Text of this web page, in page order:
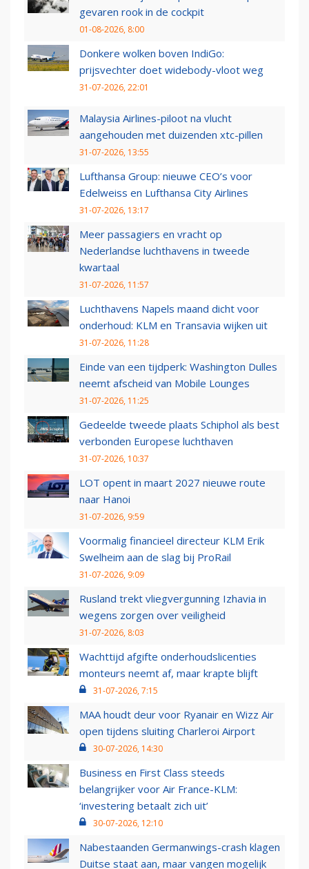
gevaren rook in de cockpit
01-08-2026, 8:00
Donkere wolken boven IndiGo:
prijsvechter doet widebody-vloot weg
31-07-2026, 22:01
Malaysia Airlines-piloot na vlucht
aangehouden met duizenden xtc-pillen
31-07-2026, 13:55
Lufthansa Group: nieuwe CEO’s voor
Edelweiss en Lufthansa City Airlines
31-07-2026, 13:17
Meer passagiers en vracht op
Nederlandse luchthavens in tweede
kwartaal
31-07-2026, 11:57
Luchthavens Napels maand dicht voor
onderhoud: KLM en Transavia wijken uit
31-07-2026, 11:28
Einde van een tijdperk: Washington Dulles
neemt afscheid van Mobile Lounges
31-07-2026, 11:25
Gedeelde tweede plaats Schiphol als best
verbonden Europese luchthaven
31-07-2026, 10:37
LOT opent in maart 2027 nieuwe route
naar Hanoi
31-07-2026, 9:59
Voormalig financieel directeur KLM Erik
Swelheim aan de slag bij ProRail
31-07-2026, 9:09
Rusland trekt vliegvergunning Izhavia in
wegens zorgen over veiligheid
31-07-2026, 8:03
Wachttijd afgifte onderhoudslicenties
monteurs neemt af, maar krapte blijft
31-07-2026, 7:15
MAA houdt deur voor Ryanair en Wizz Air
open tijdens sluiting Charleroi Airport
30-07-2026, 14:30
Business en First Class steeds
belangrijker voor Air France-KLM:
‘investering betaalt zich uit’
30-07-2026, 12:10
Nabestaanden Germanwings-crash klagen
Duitse staat aan, maar vangen mogelijk